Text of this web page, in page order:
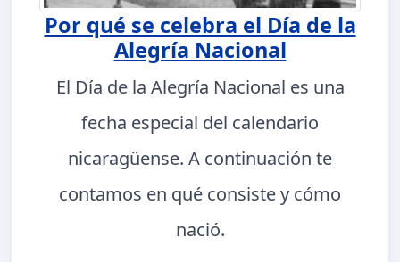
Por qué se celebra el Día de la
Alegría Nacional
El Día de la Alegría Nacional es una
fecha especial del calendario
nicaragüense. A continuación te
contamos en qué consiste y cómo
nació.